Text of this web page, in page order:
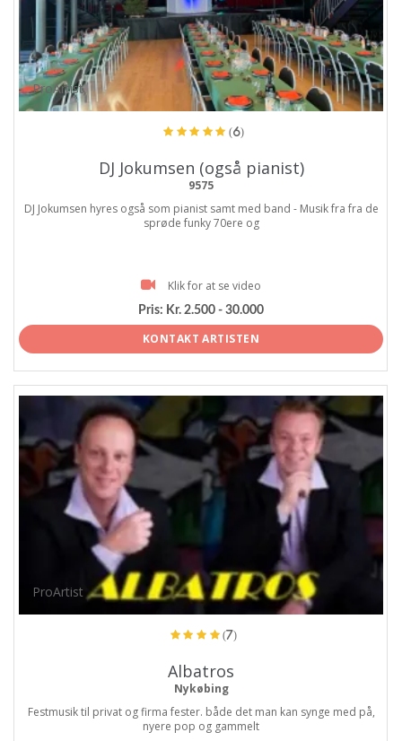
ProArtist
(6)
DJ Jokumsen (også pianist)
9575
DJ Jokumsen hyres også som pianist samt med band - Musik fra fra de
sprøde funky 70ere og
Klik for at se video
Pris: Kr. 2.500 - 30.000
KONTAKT ARTISTEN
ProArtist
(7)
Albatros
Nykøbing
Festmusik til privat og firma fester. både det man kan synge med på,
nyere pop og gammelt